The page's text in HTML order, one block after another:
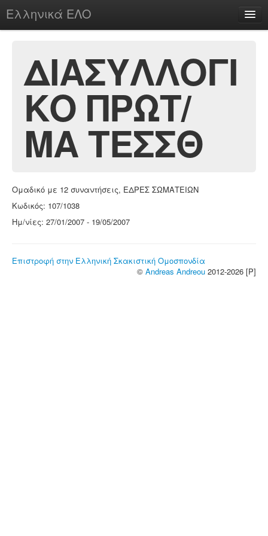
Ελληνικά ΕΛΟ
chesstu.be @ discord
Login
ΔΙΑΣΥΛΛΟΓΙ
ΚΟ ΠΡΩΤ/
ΜΑ ΤΕΣΣΘ
Ομαδικό με 12 συναντήσεις, ΕΔΡΕΣ ΣΩΜΑΤΕΙΩΝ
Κωδικός: 107/1038
Ημ/νίες: 27/01/2007 - 19/05/2007
Επιστροφή στην Ελληνική Σκακιστική Ομοσπονδία
© Andreas Andreou 2012-2026 [P]